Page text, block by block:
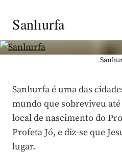
Sanlıurfa
Sanlıurfa é uma das
mundo que sobreviveu até
local de nascimento do
Profeta Jó, e diz-se que
lugar.